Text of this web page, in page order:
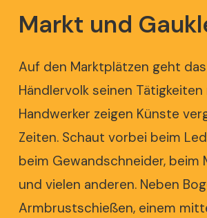
Markt und
Auf den Marktplätzen geht
Händlervolk seinen
Handwerker zeigen Künste
Zeiten. Schaut vorbei beim
beim Gewandschneider, beim
und vielen anderen. Neben
Armbrustschießen, einem